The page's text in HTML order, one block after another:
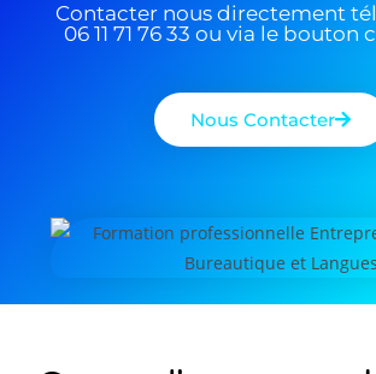
Contacter nous directement
06 11 71 76 33 ou via le bouton
Nous Contacter